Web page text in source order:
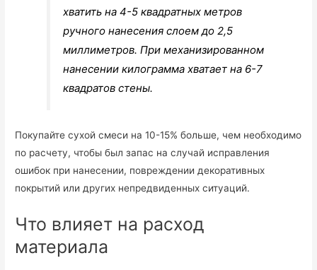
хватить на 4-5 квадратных метров
ручного нанесения слоем до 2,5
миллиметров. При механизированном
нанесении килограмма хватает на 6-7
квадратов стены.
Покупайте сухой смеси на 10-15% больше, чем необходимо
по расчету, чтобы был запас на случай исправления
ошибок при нанесении, повреждении декоративных
покрытий или других непредвиденных ситуаций.
Что влияет на расход
материала